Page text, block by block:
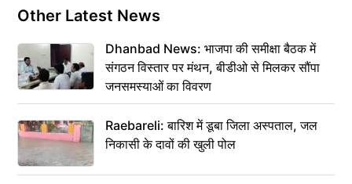
Other Latest News
Dhanbad News: भाजपा की समीक्षा बैठक में
संगठन विस्तार पर मंथन, बीडीओ से मिलकर सौंपा
जनसमस्याओं का विवरण
Raebareli: बारिश में डूबा जिला अस्पताल, जल
निकासी के दावों की खुली पोल